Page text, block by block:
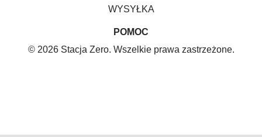
WYSYŁKA
POMOC
© 2026 Stacja Zero. Wszelkie prawa zastrzeżone.